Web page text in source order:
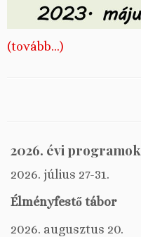
(tovább…)
2026. évi programok
2026. július 27-31.
Élményfestő tábor
2026. augusztus 20.